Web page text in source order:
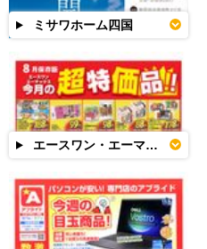
ミサワホーム四国
エースワン・エーマックス